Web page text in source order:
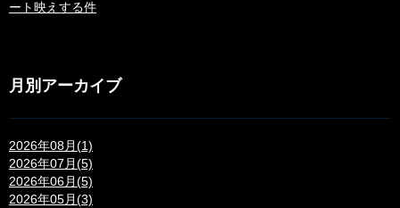
ート映えする件
月別アーカイブ
2026年08月(1)
2026年07月(5)
2026年06月(5)
2026年05月(3)